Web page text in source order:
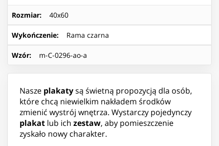
Rozmiar: 40x60
Wykończenie: Rama czarna
Wzór: m-C-0296-ao-a
Nasze plakatysą świetną propozycją dla osób,
które chcą niewielkim nakładem środków
zmienić wystrój wnętrza. Wystarczy pojedynczy
plakat lub ich zestaw, aby pomieszczenie
zyskało nowy charakter.